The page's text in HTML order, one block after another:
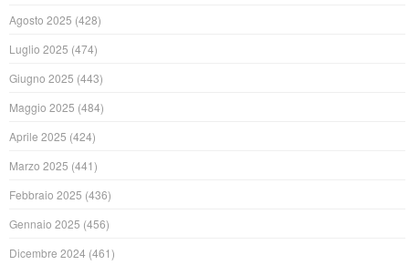
Agosto 2025 (428)
Luglio 2025 (474)
Giugno 2025 (443)
Maggio 2025 (484)
Aprile 2025 (424)
Marzo 2025 (441)
Febbraio 2025 (436)
Gennaio 2025 (456)
Dicembre 2024 (461)